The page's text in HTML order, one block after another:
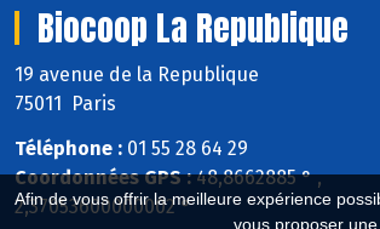
Afin de vous offrir la meilleure expérience
vous proposer
Biocoop La Republique
19 avenue de la Republique
75011 Paris
Téléphone : 01 55 28 64 29
Coordonnées GPS :48,8662885 ° ,
2,37053600000002 °